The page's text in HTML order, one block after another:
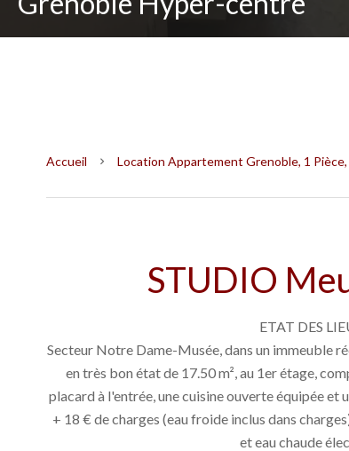
Accueil Location Appartement Grenoble, 1
STUDIO
ETAT DES
Secteur Notre Dame-Musée, dans un immeuble
en très bon état de 17.50 m², au 1er étage,
placard à l'entrée, une cuisine ouverte équipée et
+ 18 € de charges (eau froide inclus dans
et eau chaude